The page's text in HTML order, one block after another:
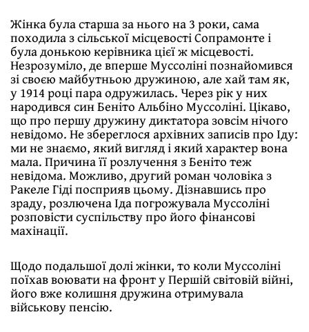
Жінка була старша за нього на 3 роки, сама
походила з сільської місцевості Сопрамонте і
була донькою керівника цієї ж місцевості.
Незрозуміло, де вперше Муссоліні познайомився
зі своєю майбутньою дружиною, але хай там як,
у 1914 році пара одружилась. Через рік у них
народився син Беніто Альбіно Муссоліні. Цікаво,
що про першу дружину диктатора зовсім нічого
невідомо. Не збереглося архівних записів про Іду:
ми не знаємо, який вигляд і який характер вона
мала. Причина її розлучення з Беніто теж
невідома. Можливо, другий роман чоловіка з
Ракеле Гіді посприяв цьому. Дізнавшись про
зраду, розлючена Іда погрожувала Муссоліні
розповісти суспільству про його фінансові
махінації.
Щодо подальшої долі жінки, то коли Муссоліні
поїхав воювати на фронт у Першій світовій війні,
його вже колишня дружина отримувала
військову пенсію.